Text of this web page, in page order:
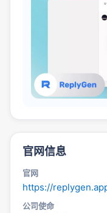
官网信息
官网
https://
公司使命